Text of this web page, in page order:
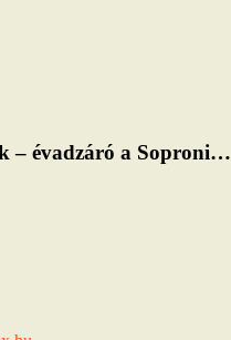
– évadzáró a Soproni…